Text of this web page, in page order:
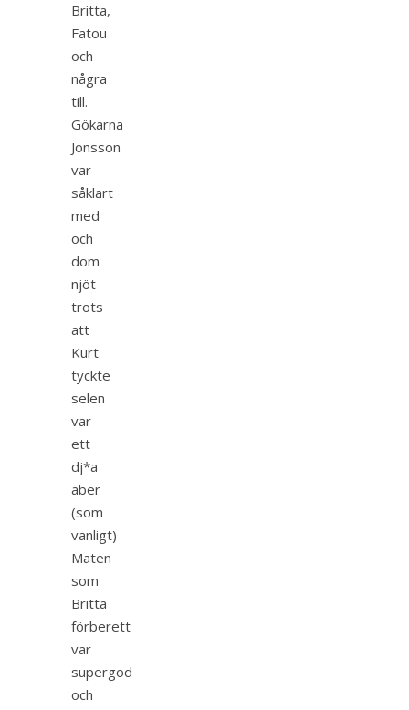
Britta,
Fatou
och
några
till.
Gökarna
Jonsson
var
såklart
med
och
dom
njöt
trots
att
Kurt
tyckte
selen
var
ett
dj*a
aber
(som
vanligt)
Maten
som
Britta
förberett
var
supergod
och